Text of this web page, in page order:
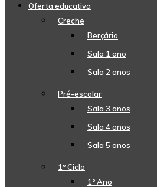
Oferta educativa
Creche
Berçário
Sala 1 ano
Sala 2 anos
Pré-escolar
Sala 3 anos
Sala 4 anos
Sala 5 anos
1º Ciclo
1º Ano